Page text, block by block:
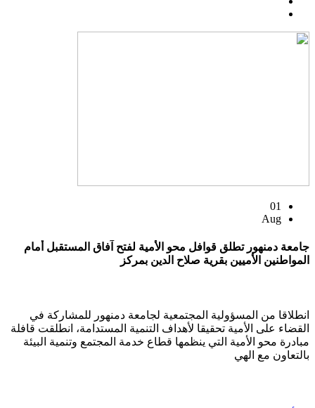
01
Aug
جامعة دمنهور تطلق قوافل محو الأمية لفتح آفاق المستقبل أمام
المواطنين الأميين بقرية صلاح الدين بمركز
انطلاقا من المسؤولية المجتمعية لجامعة دمنهور للمشاركة في
القضاء على الأمية تحقيقا لأهداف التنمية المستدامة، انطلقت قافلة
مبادرة محو الأمية التي ينظمها قطاع خدمة المجتمع وتنمية البيئة
بالتعاون مع الهي